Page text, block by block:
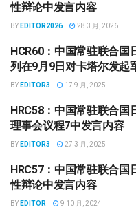
性辩论中发言内容
BY EDITOR2026 28 3 月, 2026
中国政府回应
HCR60：中国常驻联合
列在9月9日对卡塔尔发起
BY EDITOR3 17 9 月, 2025
中国政府回应
HRC58：中国常驻联合
理事会议程7中发言内容
BY EDITOR3 27 3 月, 2025
中国政府回应
HRC57：中国常驻联合
性辩论中发言内容
BY EDITOR 9 10 月, 2024